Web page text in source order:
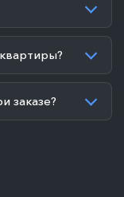
заказе?